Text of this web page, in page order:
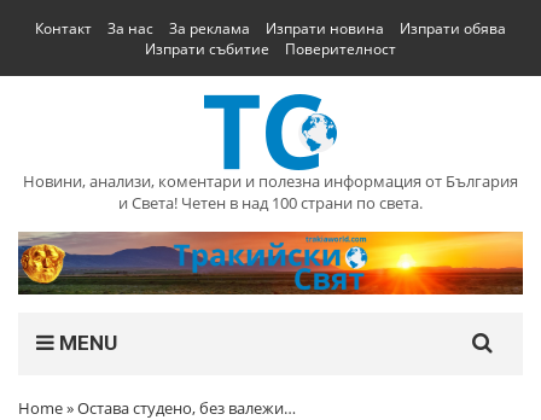
Контакт За нас За реклама Изпрати новина
Изпрати обява
Изпрати събитие
Поверителност
Новини, анализи, коментари и полезна информация от България
и Света! Четен в над 100 страни по света.
MENU
Home»Остава студено, без валежи…